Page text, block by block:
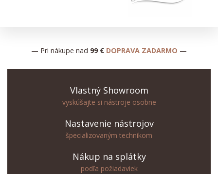
— Pri nákupe nad 99 € DOPRAVA ZADARMO —
Vlastný Showroom
vyskúšajte si nástroje osobne
Nastavenie nástrojov
špecializovaným technikom
Nákup na splátky
podľa požiadaviek